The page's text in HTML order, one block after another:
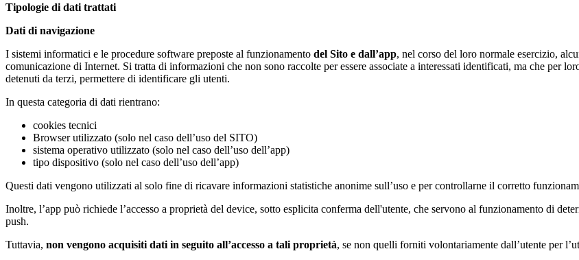
Tipologie di dati trattati
Dati di navigazione
I sistemi informatici e le procedure software preposte al funzionamento del Sito e dall’app, nel corso del loro normale esercizio,
comunicazione di Internet. Si tratta di informazioni che non sono raccolte per essere associate a interessati identificati, ma che per
detenuti da terzi, permettere di identificare gli utenti.
In questa categoria di dati rientrano:
cookies tecnici
Browser utilizzato (solo nel caso dell’uso del SITO)
sistema operativo utilizzato (solo nel caso dell’uso dell’app)
tipo dispositivo (solo nel caso dell’uso dell’app)
Questi dati vengono utilizzati al solo fine di ricavare informazioni statistiche anonime sull’uso e per controllarne il corretto
Inoltre, l’app può richiede l’accesso a proprietà del device, sotto esplicita conferma dell'utente, che servono al funzionamento di
push.
Tuttavia, non vengono acquisiti dati in seguito all’accesso a tali proprietà, se non quelli forniti volontariamente dall’utente per